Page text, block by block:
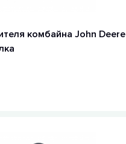
комбайна John Deere